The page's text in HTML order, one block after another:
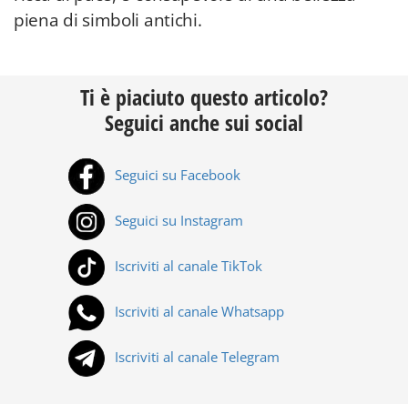
piena di simboli antichi.
Ti è piaciuto questo articolo?
Seguici anche sui social
Seguici su Facebook
Seguici su Instagram
Iscriviti al canale TikTok
Iscriviti al canale Whatsapp
Iscriviti al canale Telegram